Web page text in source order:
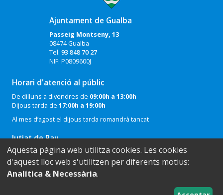
Ajuntament de Gualba
Passeig Montseny, 13
08474 Gualba
Tel. 93 848 70 27
NIF: P0809600J
Horari d'atenció al públic
De dilluns a divendres de 09:00h a 13:00h
Dijous tarda de 17:00h a 19:00h
Al mes d’agost el dijous tarda romandrà tancat
Jutjat de Pau
Telèfon: 671 40 33 74
Mail:agrsjpau68@xij.gencat.cat
Registre Civil
Aquesta pàgina web utilitza cookies. Les cookies
d'aquest lloc web s'utilitzen per diferents motius:
Analítica & Necessària.